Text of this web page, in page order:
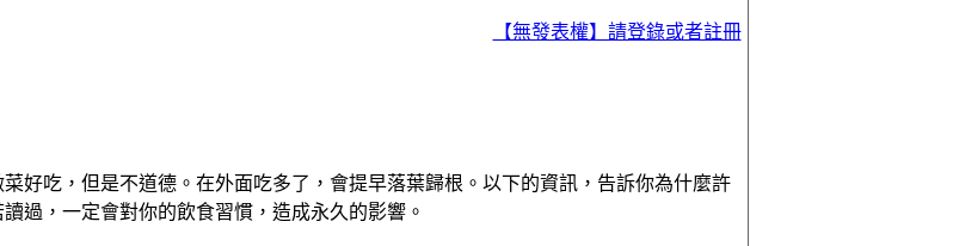
【無發表權】請登錄或者註冊
好吃，但是不道德。在外面吃多了，會提早落葉歸根。以下的資訊，告訴你為什麼許
過，一定會對你的飲食習慣，造成永久的影響。